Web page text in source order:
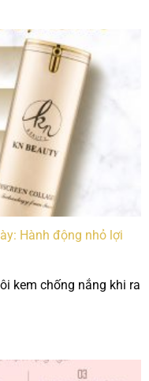
Hành động nhỏ lợi
kem chống nắng khi ra